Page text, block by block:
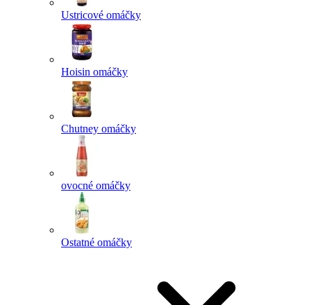
Ustricové omáčky
Hoisin omáčky
Chutney omáčky
ovocné omáčky
Ostatné omáčky